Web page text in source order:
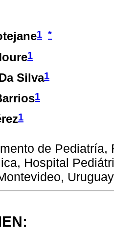
1 *
1
Silva1
1
1
de
Hospital
Uruguay